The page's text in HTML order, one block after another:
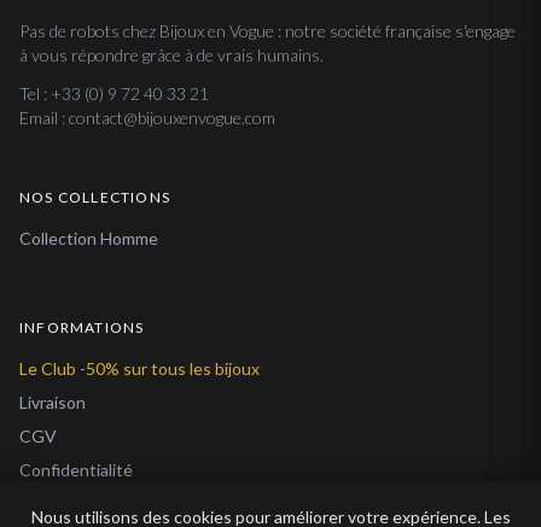
Pas de robots chez Bijoux en Vogue : notre société française s'engage
à vous répondre grâce à de vrais humains.
Tel : +33 (0) 9 72 40 33 21
Email : contact@bijouxenvogue.com
NOS COLLECTIONS
Collection Homme
INFORMATIONS
Le Club -50% sur tous les bijoux
Livraison
CGV
Confidentialité
Nous utilisons des cookies pour améliorer votre expérience. Les